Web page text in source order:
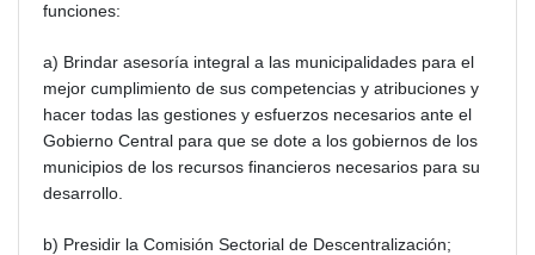
funciones:
a) Brindar asesoría integral a las municipalidades para el
mejor cumplimiento de sus competencias y atribuciones y
hacer todas las gestiones y esfuerzos necesarios ante el
Gobierno Central para que se dote a los gobiernos de los
municipios de los recursos financieros necesarios para su
desarrollo.
b) Presidir la Comisión Sectorial de Descentralización;